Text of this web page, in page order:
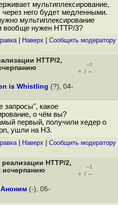
мультиплексирование,
него будет медленными.
мультиплексирование
вообще нужен HTTP/3?
| Наверх Cообщить модератору
HTTP/2,
+2
+ / –
is Whistling (?), 04-
запросы", какое
о чём вы?
первый, получили хедер о
ушли на H3.
| Наверх Cообщить модератору
реализации HTTP/2,
исчерпанию
–1
+ / –
Аноним (-), 05-